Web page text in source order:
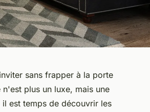
sans frapper à la porte
plus un luxe, mais une
est temps de découvrir les